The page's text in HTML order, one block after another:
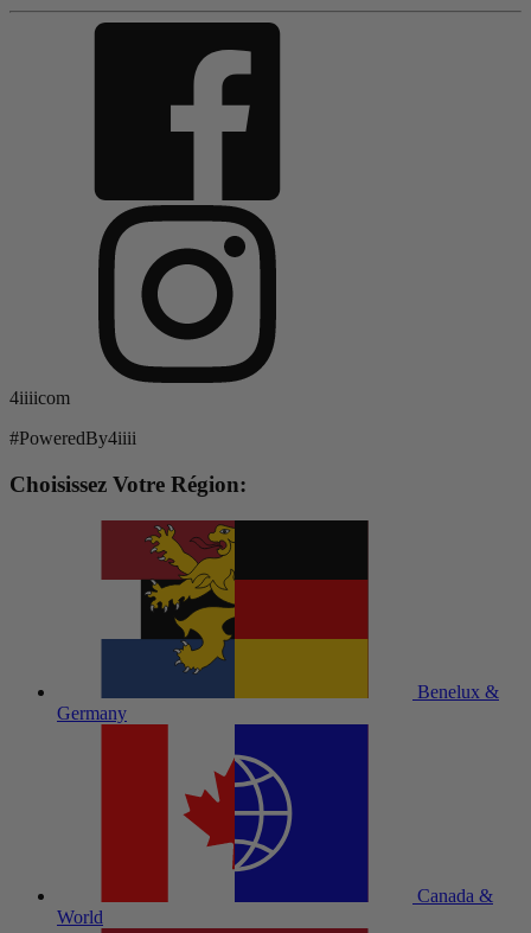
4iiiicom
#PoweredBy4iiii
Choisissez Votre Région:
Benelux &
Germany
Canada &
World